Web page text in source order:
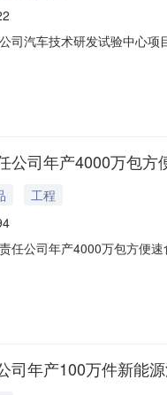
司汽车技术研发试验中心
。若对本项目建设有不同
路8
公司年产4000万包
工程
任公司年产4000万包方便
项目建设有不同意见，请
司年产100万件新能